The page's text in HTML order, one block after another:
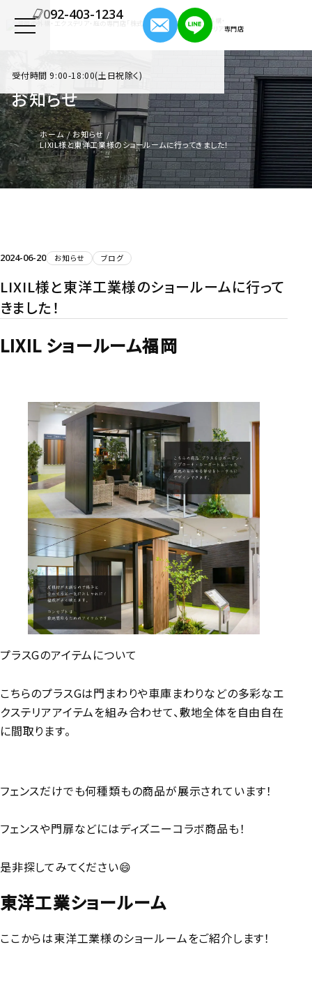
福岡の外構・
エクステリア専門店
092-403-1234
受付時間 9:00-18:00(土日祝除く)
お知らせ
ホーム
お知らせ
LIXIL様と東洋工業様のショールームに行ってきました！
2024-06-20 お知らせ ブログ
LIXIL様と東洋工業様のショールームに行って
きました！
LIXIL ショールーム福岡
プラスGのアイテムについて
こちらのプラスGは門まわりや車庫まわりなどの多彩なエ
クステリアアイテムを組み合わせて、敷地全体を自由自在
に間取ります。
フェンスだけでも何種類もの商品が展示されています！
フェンスや門扉などにはディズニーコラボ商品も！
是非探してみてください😄
東洋工業ショールーム
ここからは東洋工業様のショールームをご紹介します！